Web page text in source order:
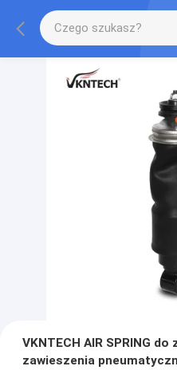
VKNTECH AIR SPRING
zawieszenia pneumatycznego